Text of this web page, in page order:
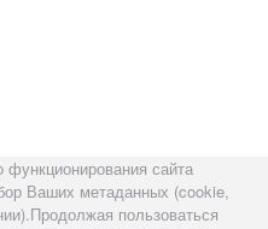
сайта
Ваших метаданных (cookie,
пользоваться